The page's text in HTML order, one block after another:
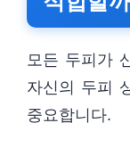
모든 두피가
자신의 두피
중요합니다.